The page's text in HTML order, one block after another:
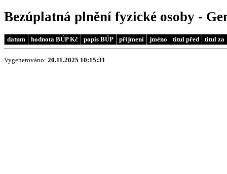
Bezúplatná plnění fyzické osoby -
datum hodnota BÚP Kč popis BÚP příjmení jméno titul před titul za
Vygenerováno: 20.11.2025 10:15:31